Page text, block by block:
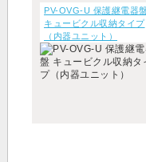
PV-OVG-U 保護継電器
キュービクル収納タイプ
（内器ユニット）